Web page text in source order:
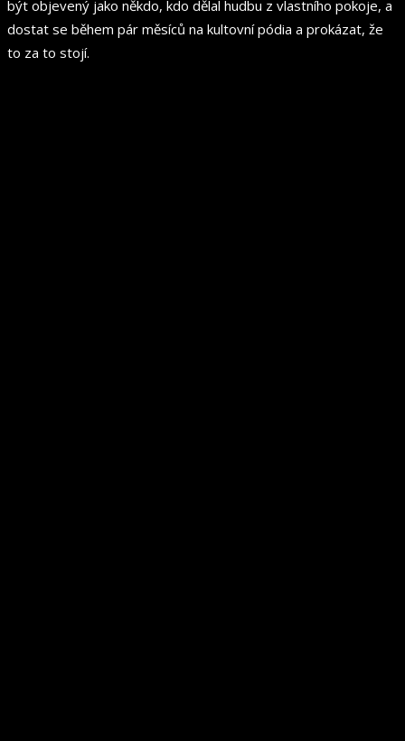
být objevený jako někdo, kdo dělal hudbu z vlastního pokoje, a
dostat se během pár měsíců na kultovní pódia a prokázat, že
to za to stojí.